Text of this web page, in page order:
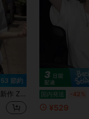
節約
ース T シャツ シンプル日本語プリント クルーネック半袖 国内発送 -42%
¥529